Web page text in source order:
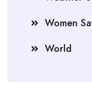
Women
World